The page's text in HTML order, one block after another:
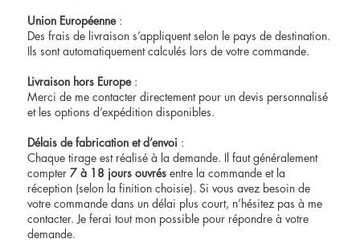
Union Européenne:
Des frais de livraison s’appliquent selon le pays de destination.
Ils sont automatiquement calculés lors de votre commande.
Livraison hors Europe:
Merci de me contacter directement pour un devis personnalisé
et les options d’expédition disponibles.
Délais de fabrication et d’envoi :
Chaque tirage est réalisé à la demande. Il faut généralement
compter7 à 18 jours ouvrés entre la commande et la
réception (selon la finition choisie). Si vous avez besoin de
votre commande dans un délai plus court, n’hésitez pas à me
contacter. Je ferai tout mon possible pour répondre à votre
demande.